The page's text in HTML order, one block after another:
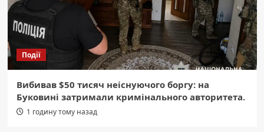
Події
Вибивав $50 тисяч неіснуючого боргу: на
Буковині затримали кримінального авторитета.
1 годину тому назад